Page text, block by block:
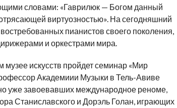
словами: «Гаврилюк — Богом данный
виртуозностью». На сегодняшний
пианистов своего поколения,
и оркестрами мира.
музее искусств пройдет семинар «Мир
Академиии Музыки в Тель-Авиве
уже завоевавших международное реноме,
Станиславского и Дорэль Голан, играющих